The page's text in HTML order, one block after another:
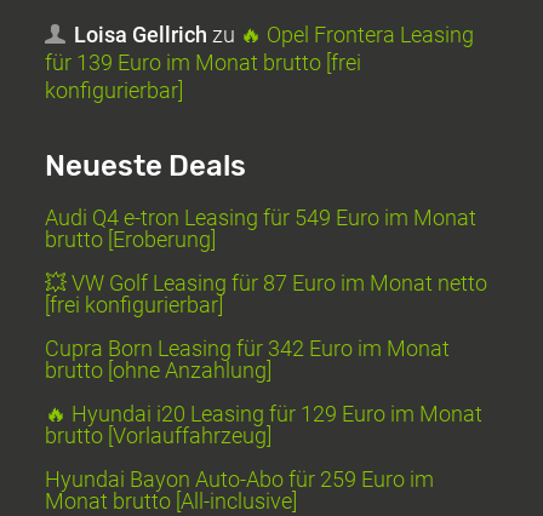
Loisa Gellrich zu 🔥 Opel Frontera Leasing
für 139 Euro im Monat brutto [frei
konfigurierbar]
Neueste Deals
Audi Q4 e-tron Leasing für 549 Euro im Monat
brutto [Eroberung]
💥 VW Golf Leasing für 87 Euro im Monat netto
[frei konfigurierbar]
Cupra Born Leasing für 342 Euro im Monat
brutto [ohne Anzahlung]
🔥 Hyundai i20 Leasing für 129 Euro im Monat
brutto [Vorlauffahrzeug]
Hyundai Bayon Auto-Abo für 259 Euro im
Monat brutto [All-inclusive]